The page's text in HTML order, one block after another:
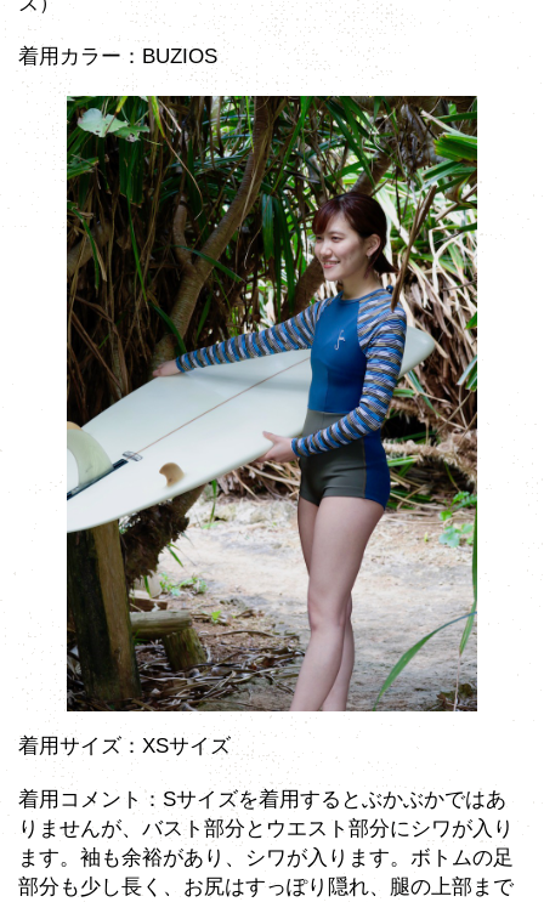
着用カラー：BUZIOS
着用サイズ：XSサイズ
着用コメント：Sサイズを着用するとぶかぶかではあ
りませんが、バスト部分とウエスト部分にシワが入り
ます。袖も余裕があり、シワが入ります。ボトムの足
部分も少し長く、お尻はすっぽり隠れ、腿の上部まで